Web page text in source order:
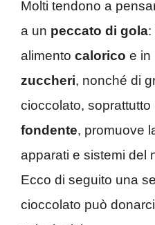
Molti tendono a
a un peccato di gola:
alimento calorico e in
zuccheri, nonché di
cioccolato,
fondente, promuove
apparati e sistemi del
Ecco di seguito una
cioccolato può